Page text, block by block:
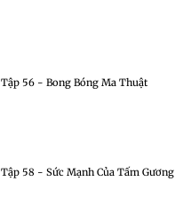
Tập 56 - Bong Bóng Ma Thuật
Tập 58 - Sức Mạnh Của Tấm Gương